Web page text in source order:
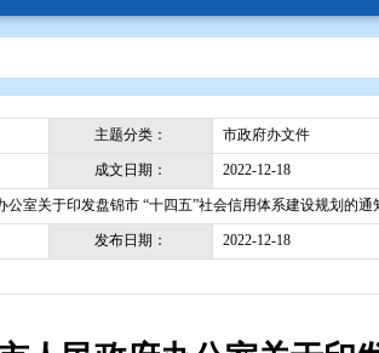
主题分类：
成文日期：
盘锦市人民政府办公室关于印发盘锦市 “十四